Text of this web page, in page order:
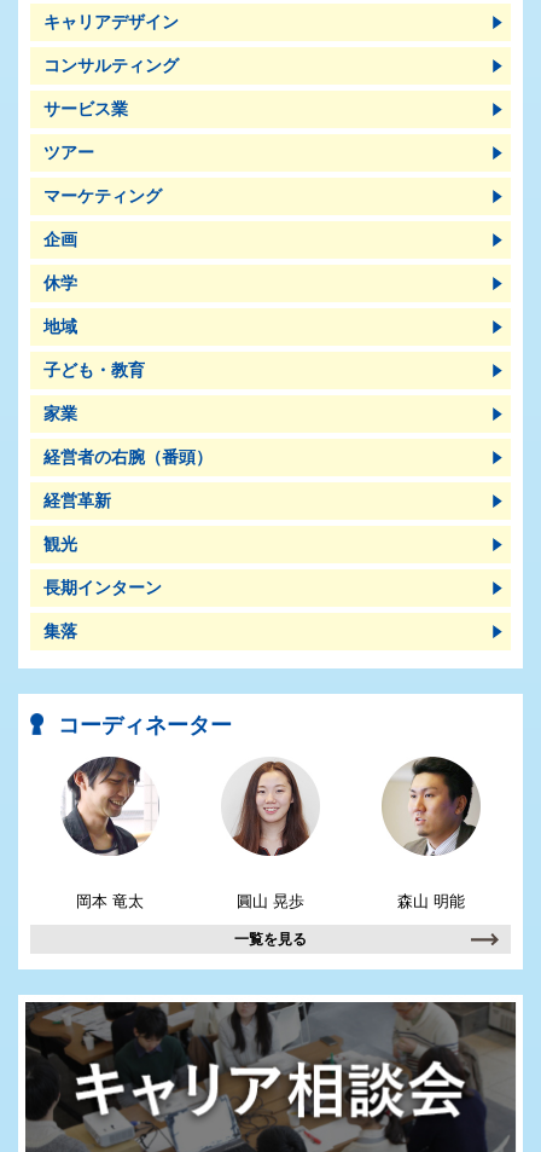
キャリアデザイン
コンサルティング
サービス業
ツアー
マーケティング
企画
休学
地域
子ども・教育
家業
経営者の右腕（番頭）
経営革新
観光
長期インターン
集落
コーディネーター
岡本 竜太 圓山 晃歩 森山 明能
一覧を見る